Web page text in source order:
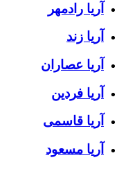
آریا رادمهر
آریا زند
آریا عصاران
آریا فردین
آریا قاسمی
آریا مسعود